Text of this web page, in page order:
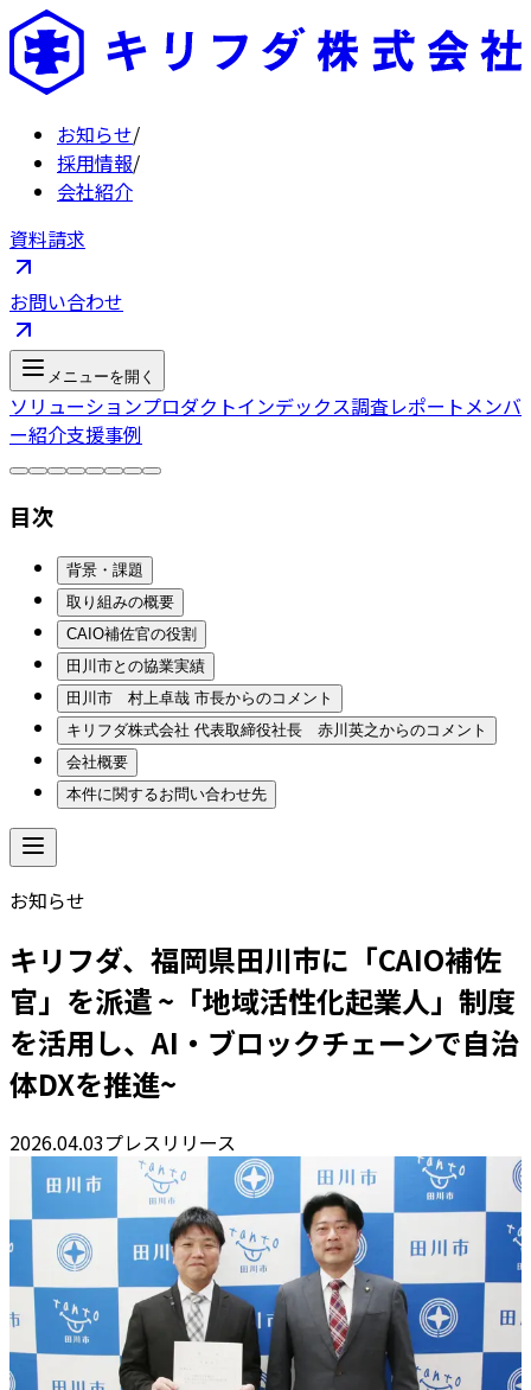
お知らせ/
採用情報/
会社紹介
資料請求
お問い合わせ
メニューを開く
ソリューションプロダクトインデックス調査レポートメンバ
ー紹介支援事例
目次
背景・課題
取り組みの概要
CAIO補佐官の役割
田川市との協業実績
田川市 村上卓哉 市長からのコメント
キリフダ株式会社 代表取締役社長 赤川英之からのコメント
会社概要
本件に関するお問い合わせ先
お知らせ
キリフダ、福岡県田川市に「CAIO補佐
官」を派遣 ~「地域活性化起業人」制度
を活用し、AI・ブロックチェーンで自治
体DXを推進~
2026.04.03プレスリリース